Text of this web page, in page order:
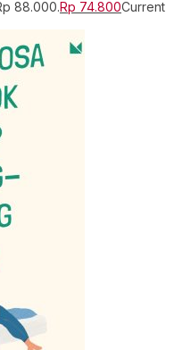
88.000.Rp 74.800Current